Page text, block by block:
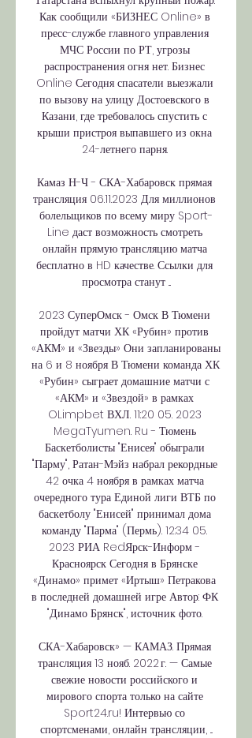
Как сообщили «БИЗНЕС Online» в
пресс-службе главного управления
МЧС России по РТ, угрозы
распространения огня нет. Бизнес
Online Сегодня спасатели выезжали
по вызову на улицу Достоевского в
Казани, где требовалось спустить с
крыши пристроя выпавшего из окна
24-летнего парня.
Камаз Н-Ч - СКА-Хабаровск прямая
трансляция 06.11.2023 Для миллионов
болельщиков по всему миру Sport-
Line даст возможность смотреть
онлайн прямую трансляцию матча
бесплатно в HD качестве. Ссылки для
просмотра станут ...
2023 СуперОмск - Омск В Тюмени
пройдут матчи ХК «Рубин» против
«АКМ» и «Звезды» Они запланированы
на 6 и 8 ноября В Тюмени команда ХК
«Рубин» сыграет домашние матчи с
«АКМ» и «Звездой» в рамках
OLimpbet ВХЛ. 11:20 05. 2023
MegaTyumen. Ru - Тюмень
Баскетболисты "Енисея" обыграли
"Парму", Ратан-Мэйз набрал рекордные
42 очка 4 ноября в рамках матча
очередного тура Единой лиги ВТБ по
баскетболу "Енисей" принимал дома
команду "Парма" (Пермь). 12:34 05.
2023 РИА RedЯрск-Информ -
Красноярск Сегодня в Брянске
«Динамо» примет «Иртыш» Петракова
в последней домашней игре Автор: ФК
"Динамо Брянск", источник фото.
СКА-Хабаровск» — КАМАЗ. Прямая
трансляция 13 нояб. 2022 г. — Самые
свежие новости российского и
мирового спорта только на сайте
Sport24.ru! Интервью со
спортсменами, онлайн трансляции, ...